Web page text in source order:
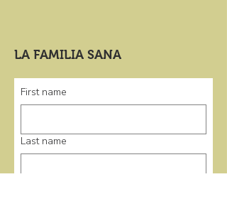
LA FAMILIA SANA
First name
Last name